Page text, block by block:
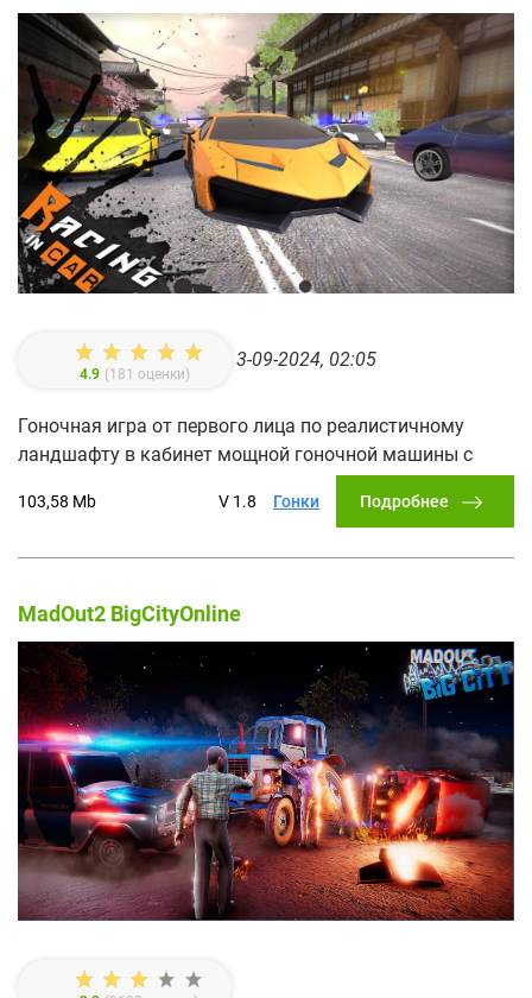
4.9 (181 оценки)
3-09-2024, 02:05
Гоночная игра от первого лица по реалистичному
ландшафту в кабинет мощной гоночной машины с
103,58 Mb V 1.8 Гонки Подробнее
MadOut2 BigCityOnline